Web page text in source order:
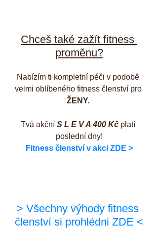
Chceš také zažít fitness
proměnu?
Nabízím ti kompletní péči v podobě
velmi oblíbeného fitness členství pro
ŽENY.
Tvá akční S L E V A 400 Kč platí
poslední dny!
Fitness členství v akci ZDE >
> Všechny výhody fitness
členství si prohlédni ZDE <